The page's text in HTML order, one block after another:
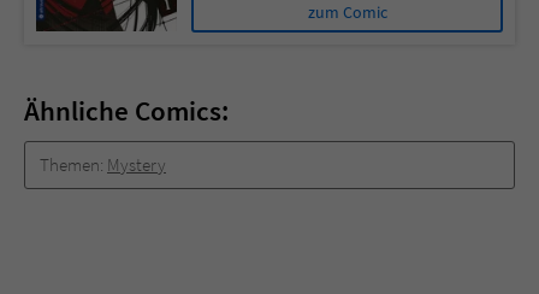
zum Comic
Ähnliche Comics:
Themen: Mystery